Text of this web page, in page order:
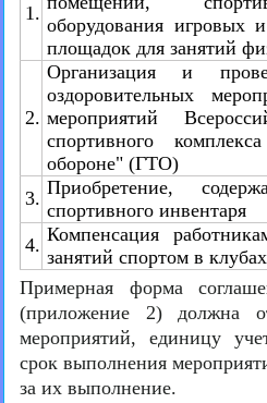
1.
оборудования игровых
площадок для занятий
2.
Организация и
оздоровительных
мероприятий
спортивного
обороне" (ГТО)
3. Приобретение,
спортивного инвентаря
4. Компенсация
занятий спортом в
Примерная форма
(приложение 2) должна
мероприятий, единицу
срок выполнения
за их выполнение.